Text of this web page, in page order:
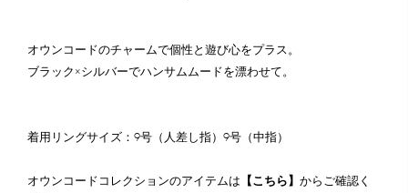
オウンコードのチャームで個性と遊び心をプラス。
ブラック×シルバーでハンサムムードを漂わせて。
着用リングサイズ：9号（人差し指）9号（中指）
オウンコードコレクションのアイテムは 【こちら】 からご確認く